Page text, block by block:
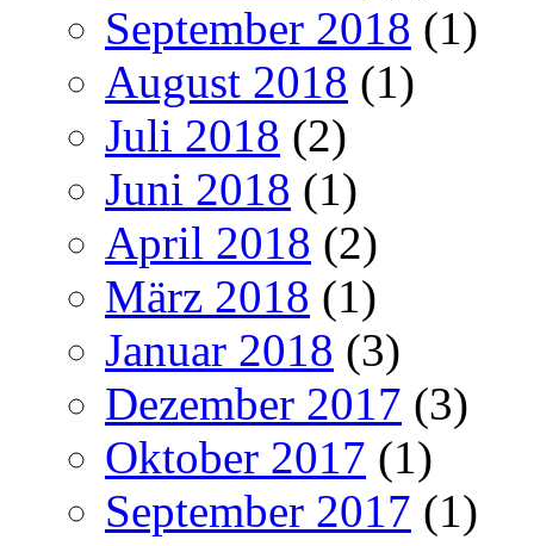
September 2018 (1)
August 2018 (1)
Juli 2018 (2)
Juni 2018 (1)
April 2018 (2)
März 2018 (1)
Januar 2018 (3)
Dezember 2017 (3)
Oktober 2017 (1)
September 2017 (1)